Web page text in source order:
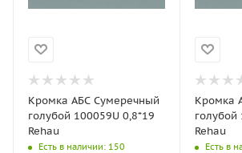
Кромка АБС Сумеречный
голубой 100059U 0,8*19
Rehau
Есть в наличии: 150
Кромка
голубой
Rehau
Есть в